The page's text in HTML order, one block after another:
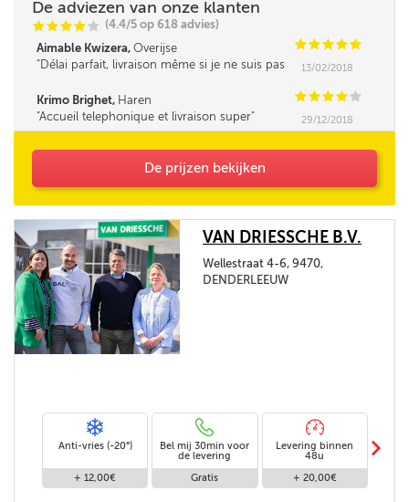
De adviezen van onze klanten
CCCC C (4.4/5 op 618 advies)
Aimable Kwizera, Overijse CCCCC
Délai parfait, livraison même si je ne suis pas
13/02/2018
Krimo Brighet, Haren CCCC C
Accueil telephonique et livraison super
29/12/2018
De prijzen bekijken
VAN DRIESSCHE B.V.
Wellestraat 4-6, 9470,
DENDERLEEUW
Anti-vries (-20°)
+ 12,00€
Bel mij 30min voor
de levering
Gratis
Levering binnen
48u
+ 20,00€
m